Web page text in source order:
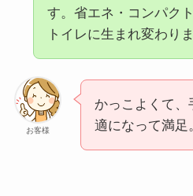
す。省エネ・コンパク
トイレに生まれ変わり
お客様
かっこよくて
適になって満足